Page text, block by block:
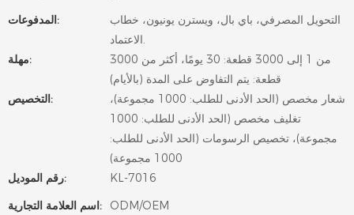
المدفوعات:
التحويل المصرفي، باي بال، ويسترن يونيون، خطاب
الاعتماد.
مهلة:
من 1 إلى 3000 قطعة: 30 يومًا، أكثر من 3000
قطعة: يتم التفاوض على المدة (بالأيام)
التخصيص:
شعار مخصص (الحد الأدنى للطلب: 1000 مجموعة)،
تغليف مخصص (الحد الأدنى للطلب: 1000
مجموعة)، تخصيص الرسومات (الحد الأدنى للطلب:
1000 مجموعة)
رقم الموديل:
KL-7016
اسم العلامة التجارية:
ODM/OEM